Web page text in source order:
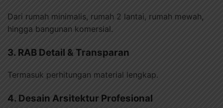
Dari rumah minimalis, rumah 2 lantai, rumah mewah,
hingga bangunan komersial.
3. RAB Detail & Transparan
Termasuk perhitungan material lengkap.
4. Desain Arsitektur Profesional